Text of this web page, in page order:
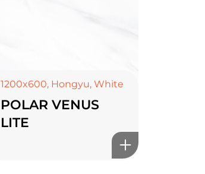
1200x600, Hongyu,White
POLAR VENUS
LITE